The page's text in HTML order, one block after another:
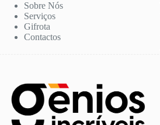
Sobre Nós
Serviços
Gifrota
Contactos